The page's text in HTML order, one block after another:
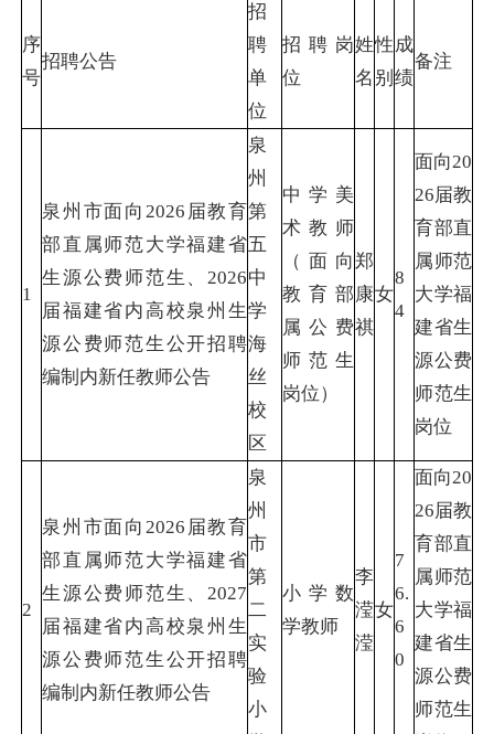
序
号
招聘公告
招
聘
单
位
招聘岗
位
姓
名
性
别
成
绩
备注
1
泉州市面向2026届教育
部直属师范大学福建省
生源公费师范生、2026
届福建省内高校泉州生
源公费师范生公开招聘
编制内新任教师公告
泉
州
第
五
中
学
海
丝
校
区
中学美
术教师
（面向
教育部
属公费
师范生
岗位）
郑
康
祺
女
8
4
面向20
26届教
育部直
属师范
大学福
建省生
源公费
师范生
岗位
2
泉州市面向2026届教育
部直属师范大学福建省
生源公费师范生、2027
届福建省内高校泉州生
源公费师范生公开招聘
编制内新任教师公告
泉
州
市
第
二
实
验
小
小学数
学教师
李
滢
滢
女
7
6.
6
0
面向20
26届教
育部直
属师范
大学福
建省生
源公费
师范生